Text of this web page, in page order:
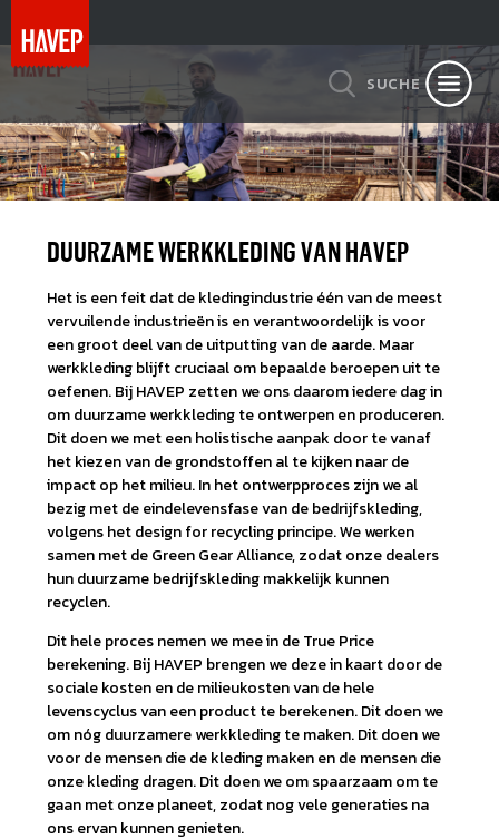
SUCHE
DUURZAME WERKKLEDING VAN HAVEP
Het is een feit dat de kledingindustrie één van de meest
vervuilende industrieën is en verantwoordelijk is voor
een groot deel van de uitputting van de aarde. Maar
werkkleding blijft cruciaal om bepaalde beroepen uit te
oefenen. Bij HAVEP zetten we ons daarom iedere dag in
om duurzame werkkleding te ontwerpen en produceren.
Dit doen we met een holistische aanpak door te vanaf
het kiezen van de grondstoffen al te kijken naar de
impact op het milieu. In het ontwerpproces zijn we al
bezig met de eindelevensfase van de bedrijfskleding,
volgens het design for recycling principe. We werken
samen met de Green Gear Alliance, zodat onze dealers
hun duurzame bedrijfskleding makkelijk kunnen
recyclen.
Dit hele proces nemen we mee in de True Price
berekening. Bij HAVEP brengen we deze in kaart door de
sociale kosten en de milieukosten van de hele
levenscyclus van een product te berekenen. Dit doen we
om nóg duurzamere werkkleding te maken. Dit doen we
voor de mensen die de kleding maken en de mensen die
onze kleding dragen. Dit doen we om spaarzaam om te
gaan met onze planeet, zodat nog vele generaties na
ons ervan kunnen genieten.